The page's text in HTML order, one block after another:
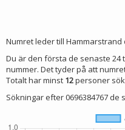
Numret leder till
Du är den första de senaste
nummer. Det tyder på att
Totalt har minst 12personer
Sökningar efter 0696384767 de